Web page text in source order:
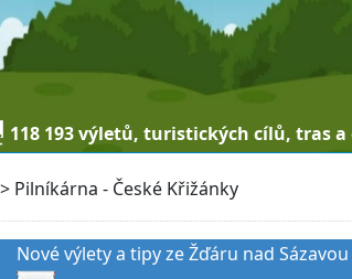
118 193 výletů, turistických cílů, tras a
> Pilníkárna - České Křižánky
Nové výlety a tipy ze Žďáru nad